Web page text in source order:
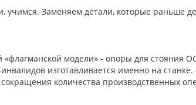
Заменяем детали, которые раньше
модели» - опоры для стояния
изготавливается именно на станке.
сокращения количества производственных